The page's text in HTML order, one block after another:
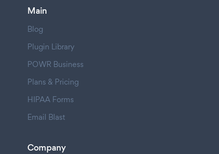
Main
Blog
Plugin Library
POWR Business
Plans & Pricing
HIPAA Forms
Email Blast
Company